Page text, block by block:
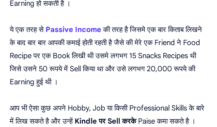
Earning हो सकती है ।
ये एक तरह से Passive Incomeकी तरह है जिसमे एक बार किताब लिखने
के बाद बार बार आपकी कमाई होती रहती है जैसे की मेरे एक Friend ने Food
Recipe पर एक Book लिखी थी उसमे लगभग 15 Snacks Recipes थी
जिसे उसने 50 रूपये में Sell किया था और उसे लगभग 20,000 रूपये की
Earning हुई थी ।
आप भी ऐसा कुछ अपने Hobby, Job या किसी Professional Skills के बारे
में लिख सकते है और उन्हें Kindle पर Sell करकेPaise कमा सकते है ।